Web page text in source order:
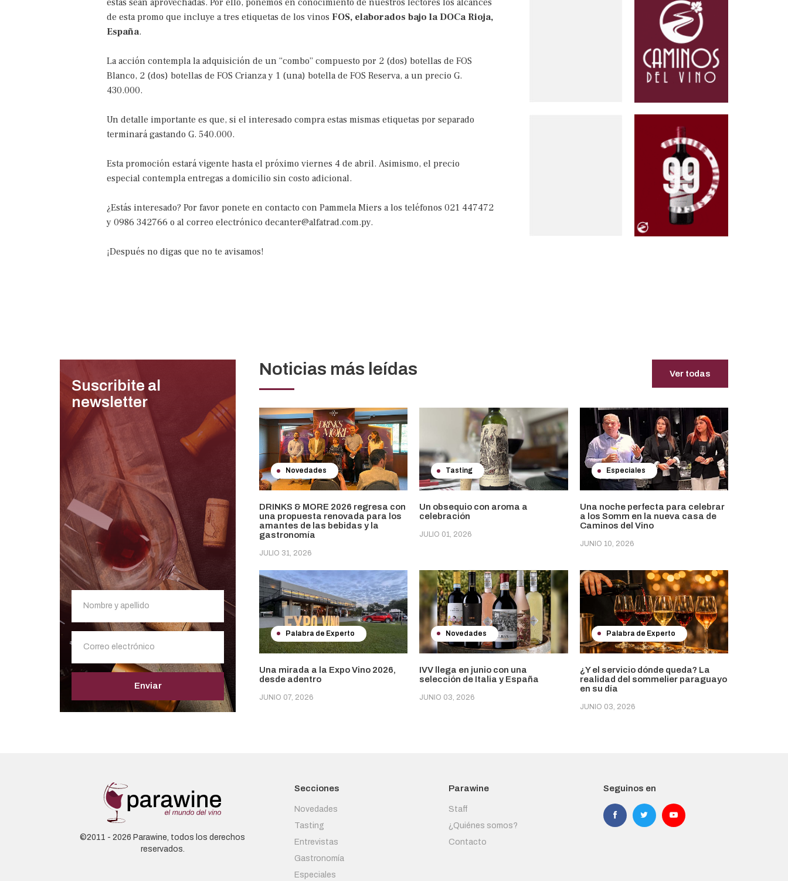
éstas sean aprovechadas. Por ello, ponemos en conocimiento de nuestros lectores los alcances
de esta promo que incluye a tres etiquetas de los vinos FOS, elaborados bajo la DOCa Rioja,
España.
La acción contempla la adquisición de un “combo” compuesto por 2 (dos) botellas de FOS
Blanco, 2 (dos) botellas de FOS Crianza y 1 (una) botella de FOS Reserva, a un precio G.
430.000.
Un detalle importante es que, si el interesado compra estas mismas etiquetas por separado
terminará gastando G. 540.000.
Esta promoción estará vigente hasta el próximo viernes 4 de abril. Asimismo, el precio
especial contempla entregas a domicilio sin costo adicional.
¿Estás interesado? Por favor ponete en contacto con Pammela Miers a los teléfonos 021 447472
y 0986 342766 o al correo electrónico decanter@alfatrad.com.py.
¡Después no digas que no te avisamos!
Suscribite al
newsletter
Enviar
Noticias más leídas Ver todas
Novedades
DRINKS & MORE 2026 regresa con
una propuesta renovada para los
amantes de las bebidas y la
gastronomía
JULIO 31, 2026
Tasting
Un obsequio con aroma a
celebración
JULIO 01, 2026
Especiales
Una noche perfecta para celebrar
a los Somm en la nueva casa de
Caminos del Vino
JUNIO 10, 2026
Palabra de Experto
Una mirada a la Expo Vino 2026,
desde adentro
JUNIO 07, 2026
Novedades
IVV llega en junio con una
selección de Italia y España
JUNIO 03, 2026
Palabra de Experto
¿Y el servicio dónde queda? La
realidad del sommelier paraguayo
en su día
JUNIO 03, 2026
©2011 - 2026 Parawine, todos los derechos
reservados.
Secciones
Novedades
Tasting
Entrevistas
Gastronomía
Especiales
Parawine
Staff
¿Quiénes somos?
Contacto
Seguinos en